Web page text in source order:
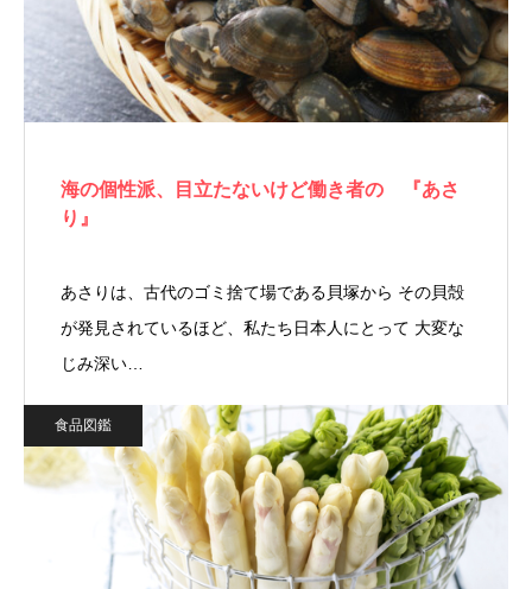
海の個性派、目立たないけど働き者の 『あさ
り』
あさりは、古代のゴミ捨て場である貝塚から その貝殻
が発見されているほど、私たち日本人にとって 大変な
じみ深い…
食品図鑑